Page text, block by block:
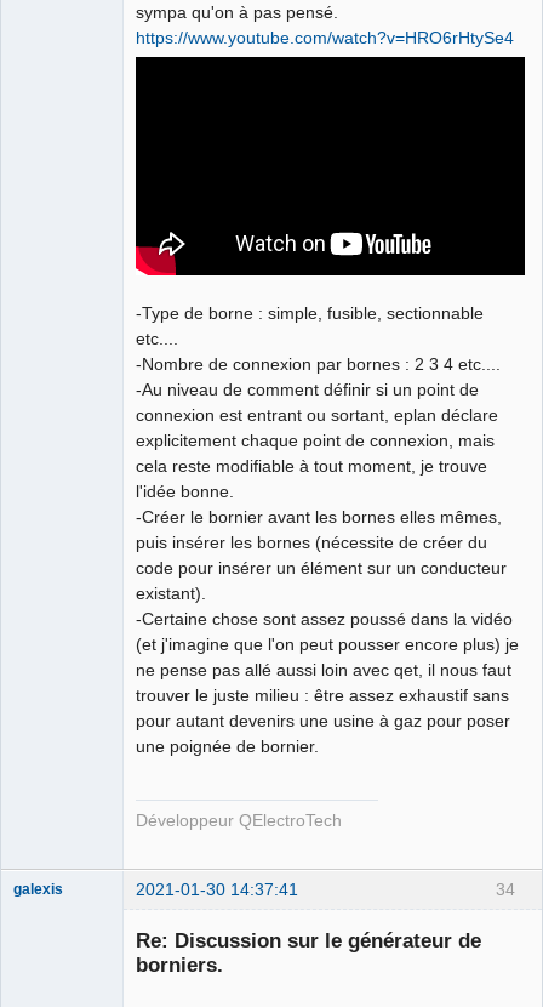
sympa qu'on à pas pensé.
https://www.youtube.com/watch?v=HRO6rHtySe4
-Type de borne : simple, fusible, sectionnable
etc....
-Nombre de connexion par bornes : 2 3 4 etc....
-Au niveau de comment définir si un point de
connexion est entrant ou sortant, eplan déclare
explicitement chaque point de connexion, mais
cela reste modifiable à tout moment, je trouve
l'idée bonne.
-Créer le bornier avant les bornes elles mêmes,
puis insérer les bornes (nécessite de créer du
code pour insérer un élément sur un conducteur
existant).
-Certaine chose sont assez poussé dans la vidéo
(et j'imagine que l'on peut pousser encore plus) je
ne pense pas allé aussi loin avec qet, il nous faut
trouver le juste milieu : être assez exhaustif sans
pour autant devenirs une usine à gaz pour poser
une poignée de bornier.
Développeur QElectroTech
34
galexis 2021-01-30 14:37:41
Re: Discussion sur le générateur de
borniers.